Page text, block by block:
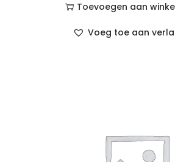
Toevoegen aan
Voeg toe aan